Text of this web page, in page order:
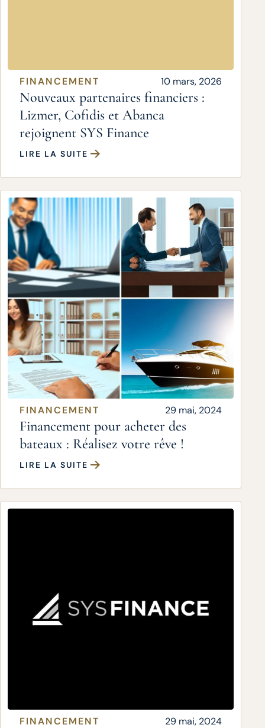
FINANCEMENT 10 mars, 2026
Nouveaux partenaires financiers :
Lizmer, Cofidis et Abanca
rejoignent SYS Finance
LIRE LA SUITE
FINANCEMENT 29 mai, 2024
Financement pour acheter des
bateaux : Réalisez votre rêve !
LIRE LA SUITE
FINANCEMENT 29 mai, 2024